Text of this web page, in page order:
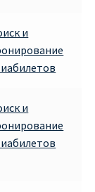
Харькова,
и
и